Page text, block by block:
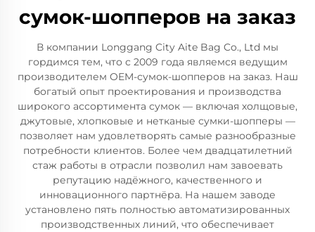
сумок-шопперов на заказ
В компании Longgang City Aite Bag Co., Ltd мы
гордимся тем, что с 2009 года являемся ведущим
производителем OEM-сумок-шопперов на заказ. Наш
богатый опыт проектирования и производства
широкого ассортимента сумок — включая холщовые,
джутовые, хлопковые и нетканые сумки-шопперы —
позволяет нам удовлетворять самые разнообразные
потребности клиентов. Более чем двадцатилетний
стаж работы в отрасли позволил нам завоевать
репутацию надёжного, качественного и
инновационного партнёра. На нашем заводе
установлено пять полностью автоматизированных
производственных линий, что обеспечивает